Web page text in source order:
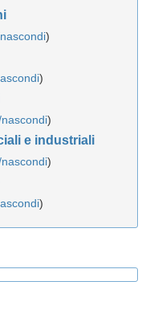
)
)
)
e industriali
)
)